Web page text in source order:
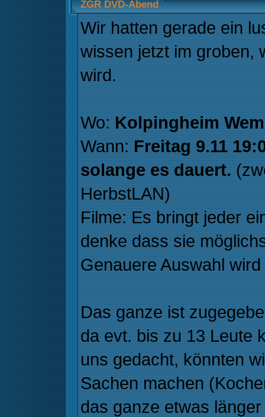
ZGR DVD-Abend
Wir hatten gerade ein
wissen jetzt im groben,
wird.
Wo: Kolpingheim
Wann: Freitag 9.11
solange es dauert.
HerbstLAN)
Filme: Es bringt jeder
denke dass sie
Genauere Auswahl
Das ganze ist
da evt. bis zu 13 Leute
uns gedacht, könnten
Sachen machen
das ganze etwas